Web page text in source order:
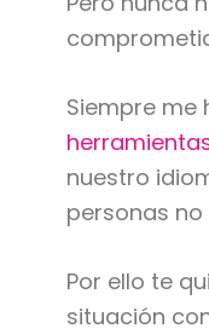
Siempre me
nuestro
personas
Por ello te
situación